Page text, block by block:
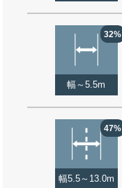
32%
幅～5.5m
47%
幅5.5～13.0m